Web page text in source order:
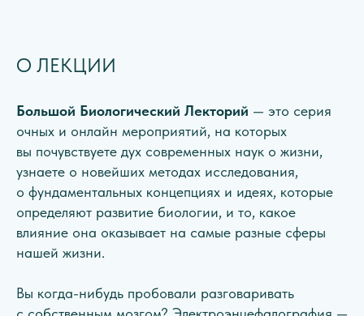
О ЛЕКЦИИ
Большой Биологический Лекторий — это серия
очных и онлайн мероприятий, на которых
вы почувствуете дух современных наук о жизни,
узнаете о новейших методах исследования,
о фундаментальных концепциях и идеях, которые
определяют развитие биологии, и то, какое
влияние она оказывает на самые разные сферы
нашей жизни.
Вы когда-нибудь пробовали разговаривать